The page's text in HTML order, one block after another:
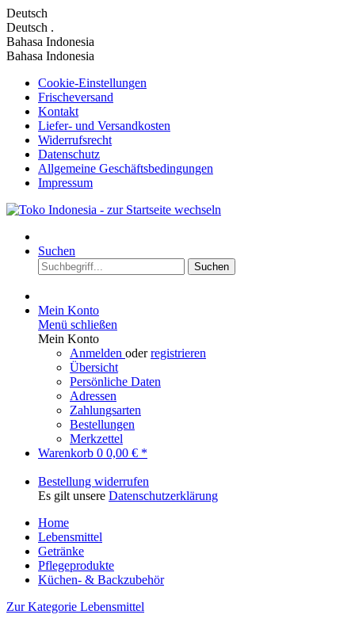
Deutsch
Deutsch .
Bahasa Indonesia
Bahasa Indonesia
Cookie-Einstellungen
Frischeversand
Kontakt
Liefer- und Versandkosten
Widerrufsrecht
Datenschutz
Allgemeine Geschäftsbedingungen
Impressum
Suchen
Suchen
Mein Konto
Menü schließen
Mein Konto
Anmelden oderregistrieren
Übersicht
Persönliche Daten
Adressen
Zahlungsarten
Bestellungen
Merkzettel
Warenkorb 0 0,00 € *
Bestellung widerrufen
Es gilt unsere Datenschutzerklärung
Home
Lebensmittel
Getränke
Pflegeprodukte
Küchen- & Backzubehör
Zur Kategorie Lebensmittel